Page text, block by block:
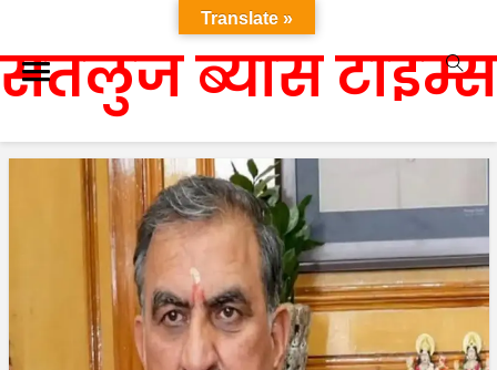
सतलुज ब्यास टाइम्स
Translate »